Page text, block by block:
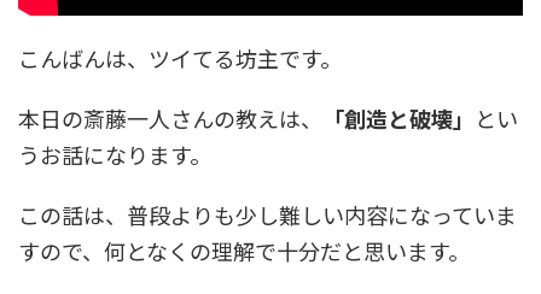
こんばんは、ツイてる坊主です。
本日の斎藤一人さんの教えは、
「創造と破壊」 とい
うお話になります。
この話は、普段よりも少し難しい内容になっていま
すので、何となくの理解で十分だと思います。